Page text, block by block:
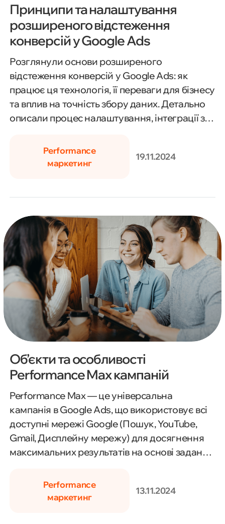
Performance
маркетинг
19.11.2024
Принципи та налаштування
розширеного відстеження
конверсій у Google Ads
Розглянули основи розширеного
відстеження конверсій у Google Ads: як
працює ця технологія, її переваги для бізнесу
та вплив на точність збору даних. Детально
описали процес налаштування, інтеграції з
оптимізації рекламних кампаній.
Performance
маркетинг
13.11.2024
Об’єкти та особливості
Performance Max кампаній
Performance Max — це універсальна
кампанія в Google Ads, що використовує всі
доступні мережі Google (Пошук, YouTube,
Gmail, Дисплейну мережу) для досягнення
максимальних результатів на основі заданих
зображення, відео, заголовки, описи та
логотипи, які використовуються для